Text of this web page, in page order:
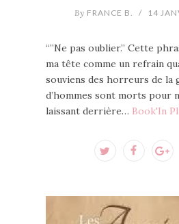
By FRANCE B. / 14
“”Ne pas oublier.” Cette
ma tête comme un refrain
souviens des horreurs de la
d’hommes sont morts pour
laissant derrière… Book'In